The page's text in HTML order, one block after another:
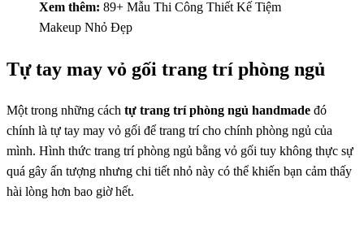
Xem thêm: 89+ Mẫu Thi Công Thiết Kế Tiệm
Makeup Nhỏ Đẹp
Tự tay may vỏ gối trang trí phòng ngủ
Một trong những cách tự trang trí phòng ngủ handmade đó
chính là tự tay may vỏ gối để trang trí cho chính phòng ngủ của
mình. Hình thức trang trí phòng ngủ bằng vỏ gối tuy không thực sự
quá gây ấn tượng nhưng chi tiết nhỏ này có thể khiến bạn cảm thấy
hài lòng hơn bao giờ hết.